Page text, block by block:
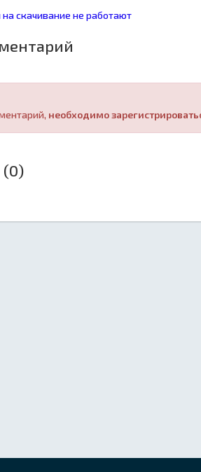
скачивание не работают
необходимо